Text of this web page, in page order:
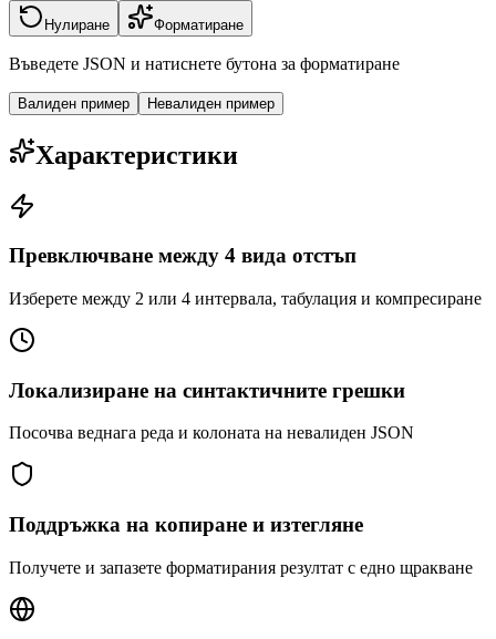
Нулиране Форматиране
Въведете JSON и натиснете бутона за форматиране
Валиден пример Невалиден пример
Характеристики
Превключване между 4 вида отстъп
Изберете между 2 или 4 интервала, табулация и компресиране
Локализиране на синтактичните грешки
Посочва веднага реда и колоната на невалиден JSON
Поддръжка на копиране и изтегляне
Получете и запазете форматирания резултат с едно щракване